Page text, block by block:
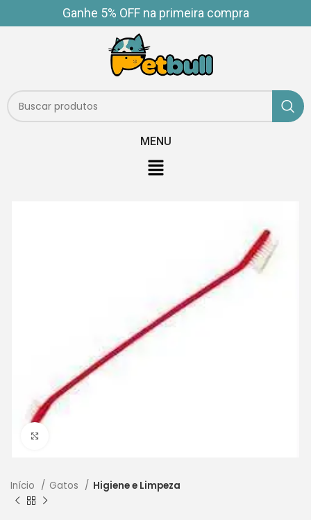
Ganhe 5% OFF na primeira compra
MENU
Início Gatos Higiene e Limpeza